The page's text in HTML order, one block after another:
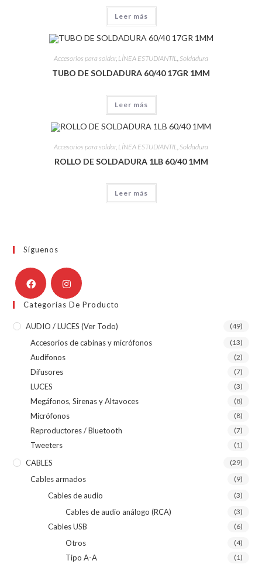
Leer más
Accesorios para soldar, LÍNEA ESTUDIANTIL, Soldadura
TUBO DE SOLDADURA 60/40 17GR 1MM
Leer más
Accesorios para soldar, LÍNEA ESTUDIANTIL, Soldadura
ROLLO DE SOLDADURA 1LB 60/40 1MM
Leer más
Síguenos
Categorías De Producto
AUDIO / LUCES (ver Todo) (49)
Accesorios de cabinas y micrófonos (13)
Audífonos (2)
Difusores (7)
LUCES (3)
Megáfonos, Sirenas y Altavoces (8)
Micrófonos (8)
Reproductores / Bluetooth (7)
Tweeters (1)
CABLES (29)
Cables armados (9)
Cables de audio (3)
Cables de audio análogo (RCA) (3)
Cables USB (6)
Otros (4)
Tipo A-A (1)